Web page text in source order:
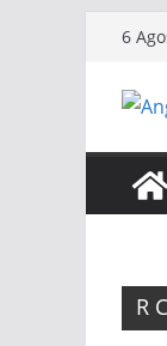
Salta
contenuto
6
R